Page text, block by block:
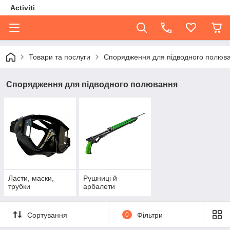
Activiti
Товари та послуги Спорядження для підводного
Спорядження для підводного полювання
Ласти, маски,
трубки
Рушниці й
арбалети
Сортування 0 Фільтри